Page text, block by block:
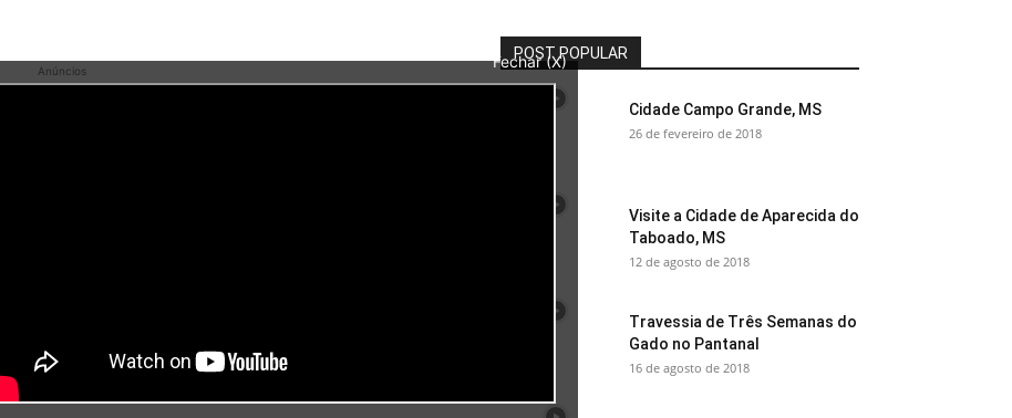
Anúncios
POST POPULAR
Cidade Campo Grande, MS
26 de fevereiro de 2018
Visite a Cidade de Aparecida do
Taboado, MS
12 de agosto de 2018
Travessia de Três Semanas do
Gado no Pantanal
16 de agosto de 2018
Fechar (X)